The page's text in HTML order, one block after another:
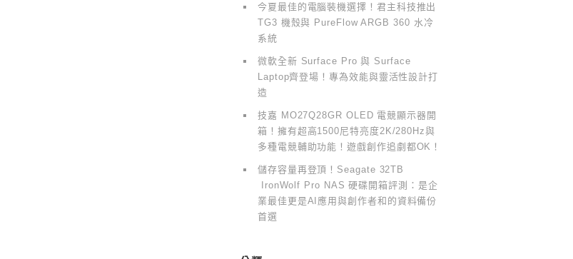
今夏最佳的電腦裝機選擇！君主科技推出
TG3 機殼與 PureFlow ARGB 360 水冷
系統
微軟全新 Surface Pro 與 Surface
Laptop齊登場！專為效能與靈活性設計打
造
技嘉 MO27Q28GR OLED 電競顯示器開
箱！擁有超高1500尼特亮度2K/280Hz與
多種電競輔助功能！遊戲創作追劇都OK！
儲存容量再登頂！Seagate 32TB
IronWolf Pro NAS 硬碟開箱評測：是企
業最佳更是AI應用與創作者和的資料備份
首選